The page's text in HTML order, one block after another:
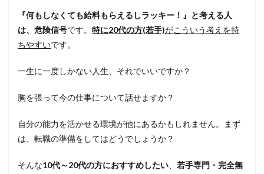
『何もしなくても給料もらえるしラッキー！』と考える人
は、危険信号です。 特に20代の方(若手)がこういう考えを持
ちやすいです。
一生に一度しかない人生、それでいいですか？
胸を張って今の仕事について話せますか？
自分の能力を活かせる環境が他にあるかもしれません。まず
は、転職の準備をしてはどうでしょうか？
そんな10代～20代の方におすすめしたい
若手専門・完全無